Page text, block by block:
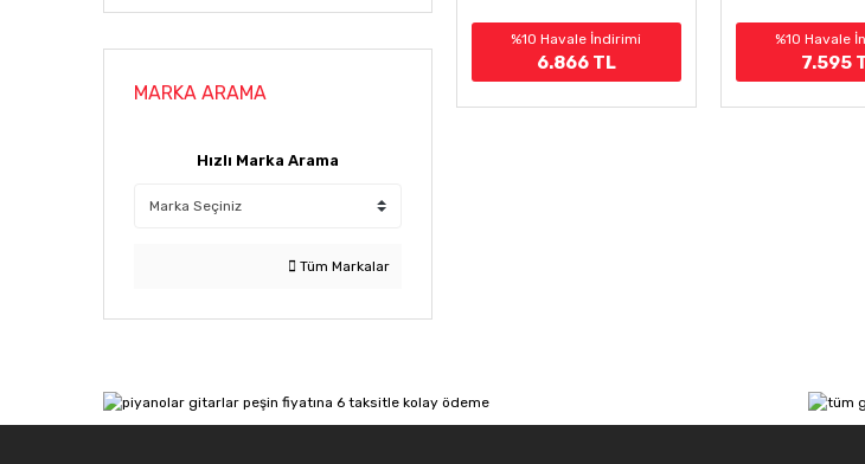
MARKA ARAMA
Hızlı Marka Arama
Tüm Markalar
%10 Havale İndirimi
6.866 TL
%10 Havale
7.595